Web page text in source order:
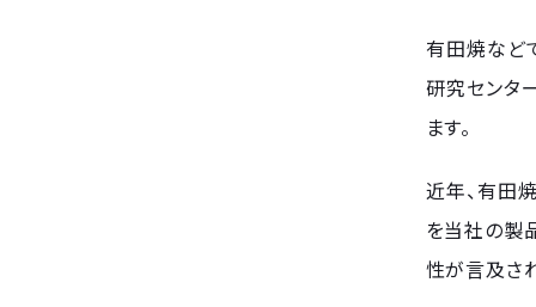
有田焼など
研究センタ
ます。
近年、有田
を当社の製
性が言及さ